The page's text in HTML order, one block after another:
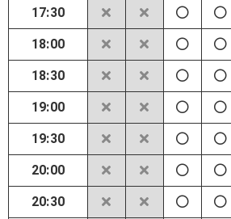
17:30
18:00
18:30
19:00
19:30
20:00
20:30